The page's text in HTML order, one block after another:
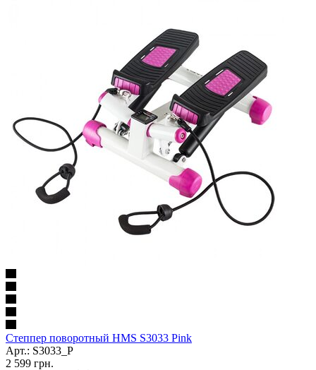
Степпер поворотный HMS S3033 Pink
Арт.: S3033_P
2 599 грн.